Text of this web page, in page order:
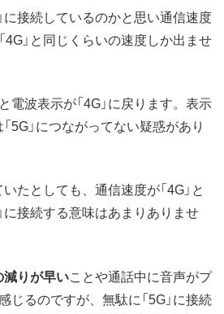
に接続しているのかと思い通信速度
4G」と同じくらいの速度しか出ませ
電波表示が「4G」に戻ります。表示
5G」につながってない疑惑があり
たとしても、通信速度が「4G」と
に接続する意味はあまりありませ
減りが早いことや通話中に音声がプ
じるのですが、無駄に「5G」に接続